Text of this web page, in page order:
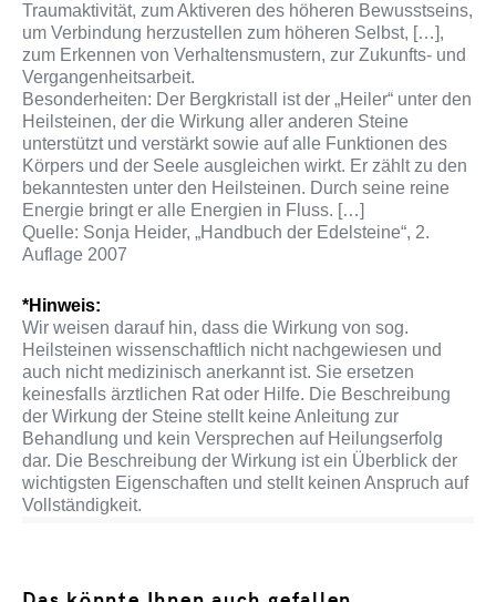
Traumaktivität, zum Aktiveren des höheren Bewusstseins,
um Verbindung herzustellen zum höheren Selbst, […],
zum Erkennen von Verhaltensmustern, zur Zukunfts- und
Vergangenheitsarbeit.
Besonderheiten: Der Bergkristall ist der „Heiler“ unter den
Heilsteinen, der die Wirkung aller anderen Steine
unterstützt und verstärkt sowie auf alle Funktionen des
Körpers und der Seele ausgleichen wirkt. Er zählt zu den
bekanntesten unter den Heilsteinen. Durch seine reine
Energie bringt er alle Energien in Fluss. […]
Quelle: Sonja Heider, „Handbuch der Edelsteine“, 2.
Auflage 2007
*Hinweis:
Wir weisen darauf hin, dass die Wirkung von sog.
Heilsteinen wissenschaftlich nicht nachgewiesen und
auch nicht medizinisch anerkannt ist. Sie ersetzen
keinesfalls ärztlichen Rat oder Hilfe. Die Beschreibung
der Wirkung der Steine stellt keine Anleitung zur
Behandlung und kein Versprechen auf Heilungserfolg
dar. Die Beschreibung der Wirkung ist ein Überblick der
wichtigsten Eigenschaften und stellt keinen Anspruch auf
Vollständigkeit.